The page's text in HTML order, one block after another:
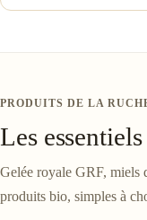
PRODUITS DE LA
Les
Gelée royale GRF, miels
produits bio, simples à